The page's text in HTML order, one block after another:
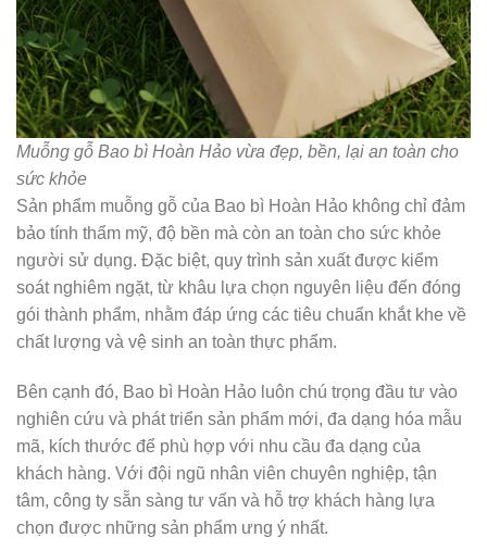
Muỗng gỗ Bao bì Hoàn Hảo vừa đẹp, bền, lại an toàn cho
sức khỏe
Sản phẩm muỗng gỗ của Bao bì Hoàn Hảo không chỉ đảm
bảo tính thẩm mỹ, độ bền mà còn an toàn cho sức khỏe
người sử dụng. Đặc biệt, quy trình sản xuất được kiểm
soát nghiêm ngặt, từ khâu lựa chọn nguyên liệu đến đóng
gói thành phẩm, nhằm đáp ứng các tiêu chuẩn khắt khe về
chất lượng và vệ sinh an toàn thực phẩm.
Bên cạnh đó, Bao bì Hoàn Hảo luôn chú trọng đầu tư vào
nghiên cứu và phát triển sản phẩm mới, đa dạng hóa mẫu
mã, kích thước để phù hợp với nhu cầu đa dạng của
khách hàng. Với đội ngũ nhân viên chuyên nghiệp, tận
tâm, công ty sẵn sàng tư vấn và hỗ trợ khách hàng lựa
chọn được những sản phẩm ưng ý nhất.